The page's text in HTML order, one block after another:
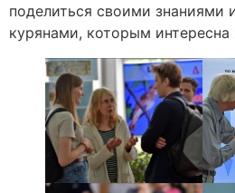
поделиться своими знаниями
курянами, которым интересна